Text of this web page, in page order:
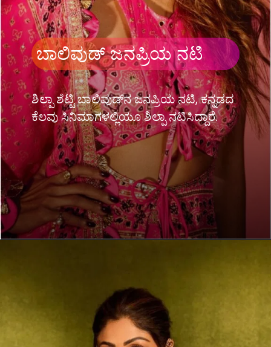
ಶಿಲ್ಪಾ ಶೆಟ್ಟಿ ಬಾಲಿವುಡ್​​ನ ಜನಪ್ರಿಯ ನಟಿ, ಕನ್ನಡದ
ಕೆಲವು ಸಿನಿಮಾಗಳಲ್ಲಿಯೂ ಶಿಲ್ಪಾ ನಟಿಸಿದ್ದಾರೆ.
ಬಾಲಿವುಡ್​​ ಜನಪ್ರಿಯ ನಟಿ